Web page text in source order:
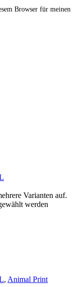
Browser für meinen
Varianten auf.
werden
, Animal Print